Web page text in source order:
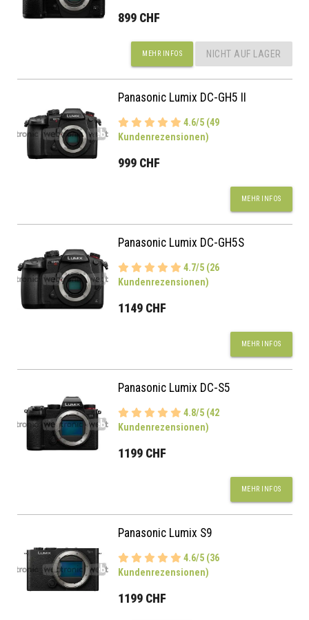
899 CHF
MEHR INFOS NICHT AUF LAGER
Panasonic Lumix DC-GH5 II
4.6/5 (49
Kundenrezensionen)
999 CHF
MEHR INFOS
Panasonic Lumix DC-GH5S
4.7/5 (26
Kundenrezensionen)
1149 CHF
MEHR INFOS
Panasonic Lumix DC-S5
4.8/5 (42
Kundenrezensionen)
1199 CHF
MEHR INFOS
Panasonic Lumix S9
4.6/5 (36
Kundenrezensionen)
1199 CHF